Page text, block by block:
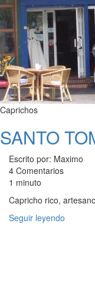
Caprichos
SANTO
Escrito por: Maximo
4 Comentarios
1 minuto
Capricho rico,
Seguir leyendo